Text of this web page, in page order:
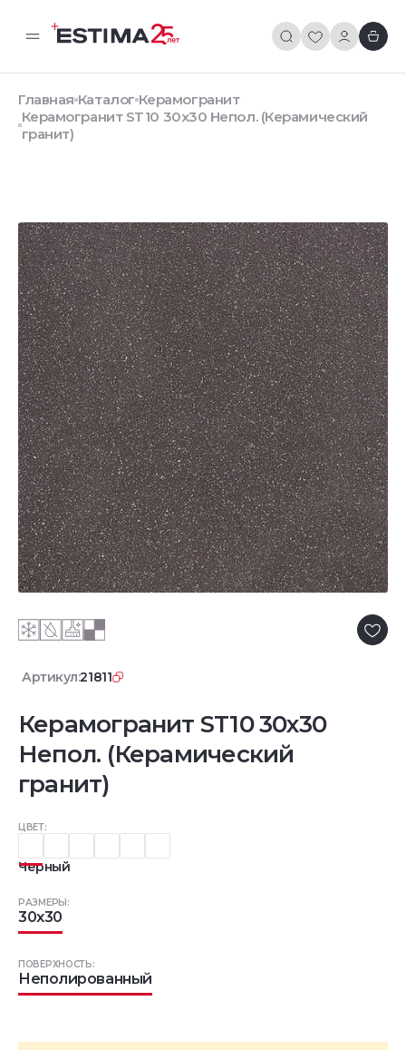
Главная Каталог Керамогранит
Керамогранит ST10 30x30 Непол. (Керамический
гранит)
Артикул:21811
Керамогранит ST10 30x30
Непол. (Керамический
гранит)
ЦВЕТ:
Черный
РАЗМЕРЫ:
30x30
ПОВЕРХНОСТЬ:
Неполированный